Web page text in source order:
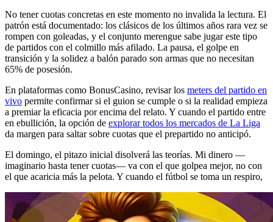
No tener cuotas concretas en este momento no invalida la lectura. El
patrón está documentado: los clásicos de los últimos años rara vez se
rompen con goleadas, y el conjunto merengue sabe jugar este tipo
de partidos con el colmillo más afilado. La pausa, el golpe en
transición y la solidez a balón parado son armas que no necesitan
65% de posesión.
En plataformas como BonusCasino, revisar los meters del partido en
vivo permite confirmar si el guion se cumple o si la realidad empieza
a premiar la eficacia por encima del relato. Y cuando el partido entre
en ebullición, la opción de explorar todos los mercados de La Liga
da margen para saltar sobre cuotas que el prepartido no anticipó.
El domingo, el pitazo inicial disolverá las teorías. Mi dinero —
imaginario hasta tener cuotas— va con el que golpea mejor, no con
el que acaricia más la pelota. Y cuando el fútbol se toma un respiro,